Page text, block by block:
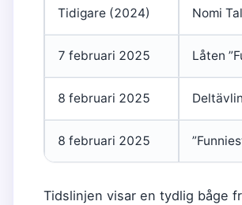
Tidigare (2024) Nomi
7 februari 2025 Låten
8 februari 2025
8 februari 2025
Tidslinjen visar en tydlig båge